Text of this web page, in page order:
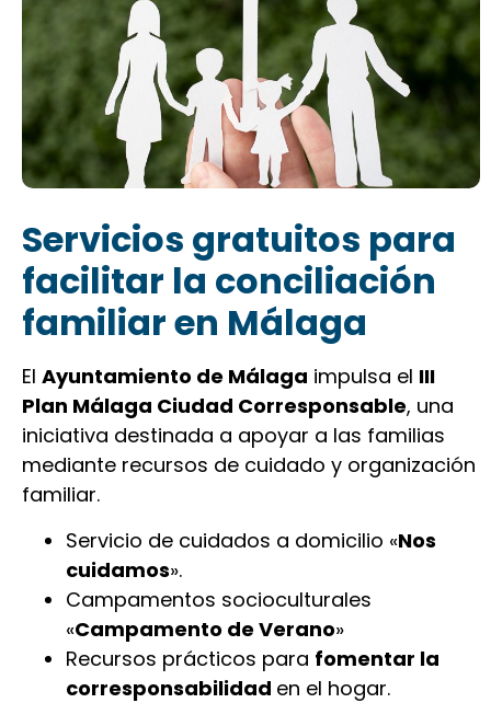
Servicios gratuitos para
facilitar la conciliación
familiar en Málaga
El Ayuntamiento de Málaga impulsa el III
Plan Málaga Ciudad Corresponsable, una
iniciativa destinada a apoyar a las familias
mediante recursos de cuidado y organización
familiar.
Servicio de cuidados a domicilio «Nos
cuidamos».
Campamentos socioculturales
«Campamento de Verano»
Recursos prácticos para fomentar la
corresponsabilidad en el hogar.